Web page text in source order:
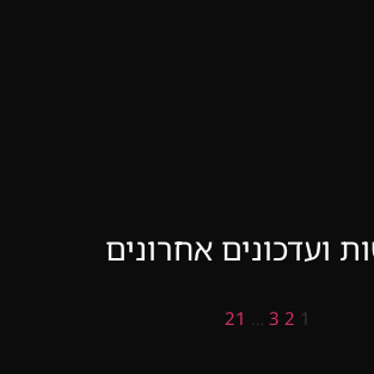
ועדכונים אחרונים
1
2
3
…
21